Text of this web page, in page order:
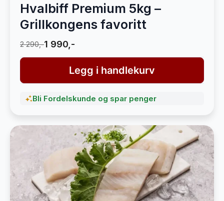
Hvalbiff Premium 5kg –
Grillkongens favoritt
2 290,-1 990,-
Legg i handlekurv
Bli Fordelskunde og spar penger